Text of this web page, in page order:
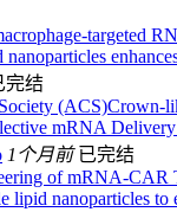
targeted
完结
Crown-
mRNA
1个月前 已完结
of mRNA-CAR
lipid nanoparticles to